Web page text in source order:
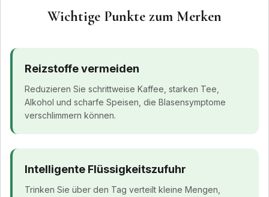
Wichtige Punkte zum Merken
Reizstoffe vermeiden
Reduzieren Sie schrittweise Kaffee, starken Tee,
Alkohol und scharfe Speisen, die Blasensymptome
verschlimmern können.
Intelligente Flüssigkeitszufuhr
Trinken Sie über den Tag verteilt kleine Mengen,